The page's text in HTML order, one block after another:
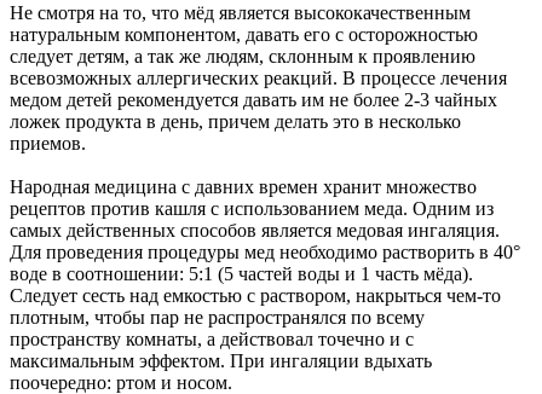
Не смотря на то, что мёд является высококачественным
натуральным компонентом, давать его с осторожностью
следует детям, а так же людям, склонным к проявлению
всевозможных аллергических реакций. В процессе лечения
медом детей рекомендуется давать им не более 2-3 чайных
ложек продукта в день, причем делать это в несколько
приемов.
Народная медицина с давних времен хранит множество
рецептов против кашля с использованием меда. Одним из
самых действенных способов является медовая ингаляция.
Для проведения процедуры мед необходимо растворить в 40°
воде в соотношении: 5:1 (5 частей воды и 1 часть мёда).
Следует сесть над емкостью с раствором, накрыться чем-то
плотным, чтобы пар не распространялся по всему
пространству комнаты, а действовал точечно и с
максимальным эффектом. При ингаляции вдыхать
поочередно: ртом и носом.